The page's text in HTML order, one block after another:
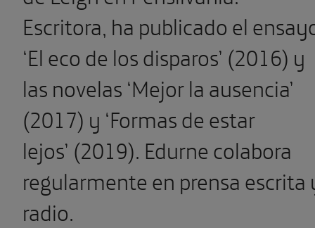
Escritora, ha publicado el
‘El eco de los disparos’ (2016) y
las novelas ‘Mejor la ausencia’
(2017) y ‘Formas de estar
lejos’ (2019). Edurne colabora
regularmente en prensa escrita
radio.